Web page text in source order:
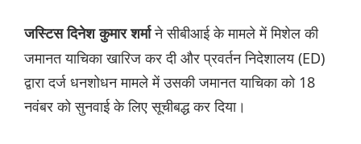
जस्टिस दिनेश कुमार शर्माने सीबीआई के मामले में मिशेल की
जमानत याचिका खारिज कर दी और प्रवर्तन निदेशालय (ED)
द्वारा दर्ज धनशोधन मामले में उसकी जमानत याचिका को 18
नवंबर को सुनवाई के लिए सूचीबद्ध कर दिया।